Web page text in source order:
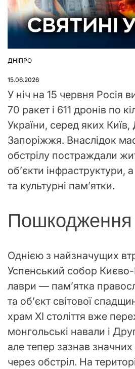
ОПУБЛІКУВАТИ
ДНІПРО
15.06.2026
У ніч на 15 червня Росія
70 ракет і 611 дронів по
України, серед яких Київ,
Запоріжжя. Внаслідок
обстрілу постраждали
об’єкти інфраструктури,
та культурні пам’ятки.
Пошкодження
Однією з найзначущих
Успенський собор
лаври — пам’ятка
та об’єкт світової
храм XI століття вже
монгольські навали і
але тепер зазнав
через обстріл. На